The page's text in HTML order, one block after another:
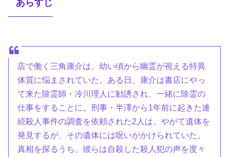
あらすじ
店で働く三角康介は、幼い頃から幽霊が視える特異
体質に悩まされていた。ある日、康介は書店にやっ
て来た除霊師・冷川理人に勧誘され、一緒に除霊の
仕事をすることに。刑事・半澤から1年前に起きた連
続殺人事件の調査を依頼された2人は、やがて遺体を
発見するが、その遺体には呪いがかけられていた。
真相を探るうち、彼らは自殺した殺人犯の声を度々